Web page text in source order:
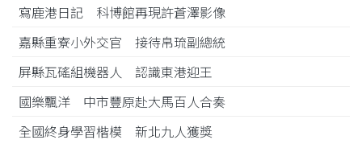
寫鹿港日記 科博館再現許蒼澤影像
嘉縣重寮小外交官 接待帛琉副總統
屏縣瓦磘組機器人 認識東港迎王
國樂飄洋 中市豐原赴大馬百人合奏
全國終身學習楷模 新北九人獲獎